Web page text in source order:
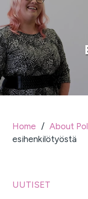
Home / About
esihenkilötyöstä
UUTISET